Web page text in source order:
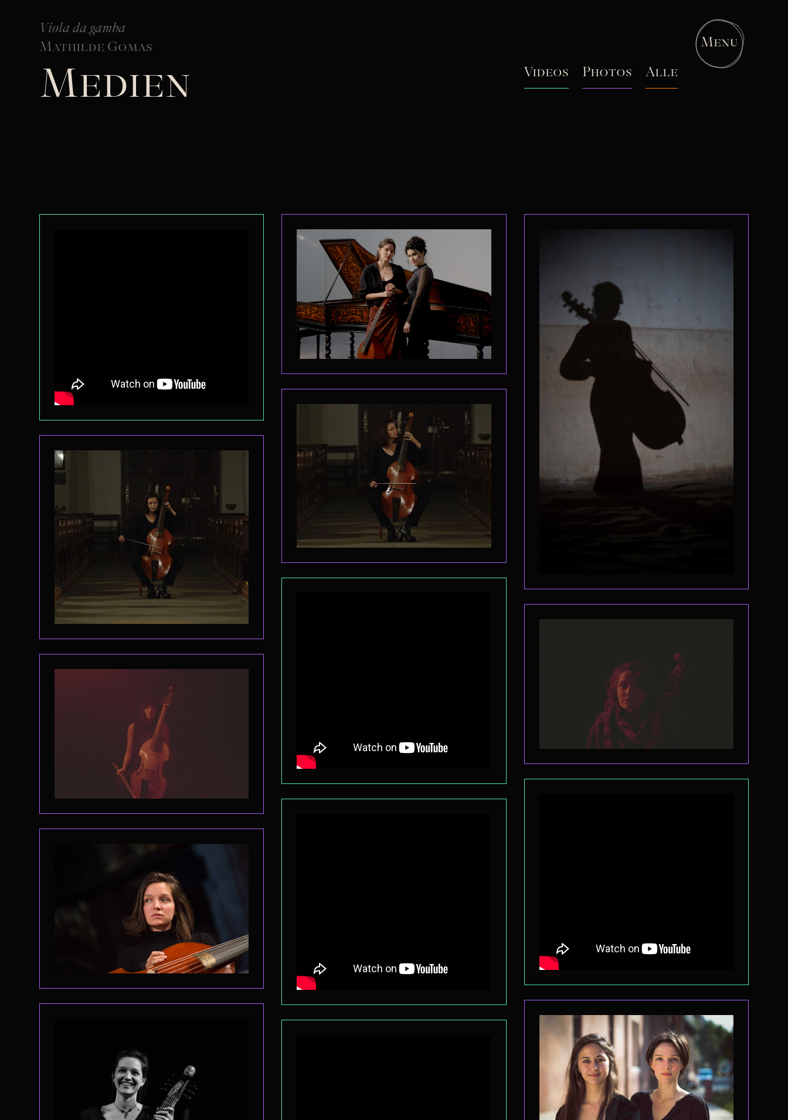
Viola da gamba
Mathilde Gomas
Menu
Medien Videos Photos Alle